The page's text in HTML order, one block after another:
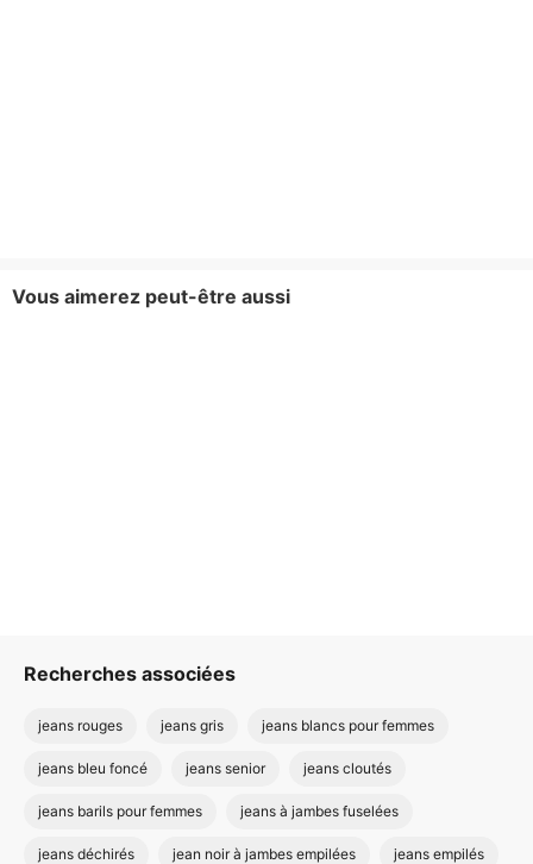
Vous aimerez peut-être aussi
Recherches associées
jeans rouges jeans gris jeans blancs pour femmes
jeans bleu foncé jeans senior jeans cloutés
jeans barils pour femmes jeans à jambes fuselées
jeans déchirés jean noir à jambes empilées jeans empilés